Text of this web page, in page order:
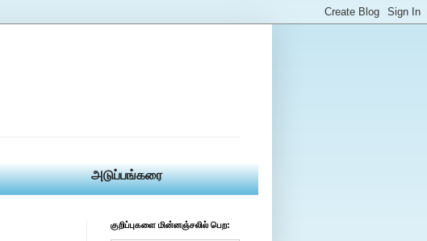
அடுப்பங்கரை
குறிப்புகளை மின்னஞ்சலில் பெற: